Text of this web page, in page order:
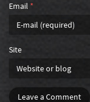
Email *
Site
Leave a Comment